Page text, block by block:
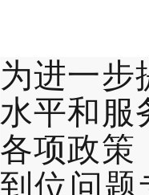
为进一步
水平和服
各项政策
到位问题